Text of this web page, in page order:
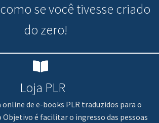
como se você tivesse criado
do zero!
Loja PLR
de e-books PLR traduzidos para o
Objetivo é facilitar o ingresso das pessoas